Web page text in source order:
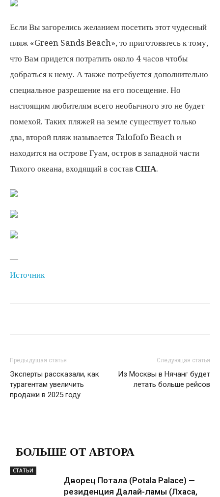
Если Вы загорелись желанием посетить этот чудесный
пляж «Green Sands Beach», то приготовьтесь к тому,
что Вам придется потратить около 4 часов чтобы
добраться к нему. А также потребуется дополнительно
специальное разрешение на его посещение. Но
настоящим любителям всего необычного это не будет
помехой. Таких пляжей на земле существует только
два, второй пляж называется Talofofo Beach и
находится на острове Гуам, остров в западной части
Тихого океана, входящий в состав США.
—
Источник
Предыдущая статья
Эксперты рассказали, как
турагентам увеличить
продажи в 2025 году
Следующая статья
Из Москвы в Нячанг будет
летать больше рейсов
БОЛЬШЕ ОТ АВТОРА
СТАТЬИ
Дворец Потала (Potala Palace) —
резиденция Далай-ламы (Лхаса,